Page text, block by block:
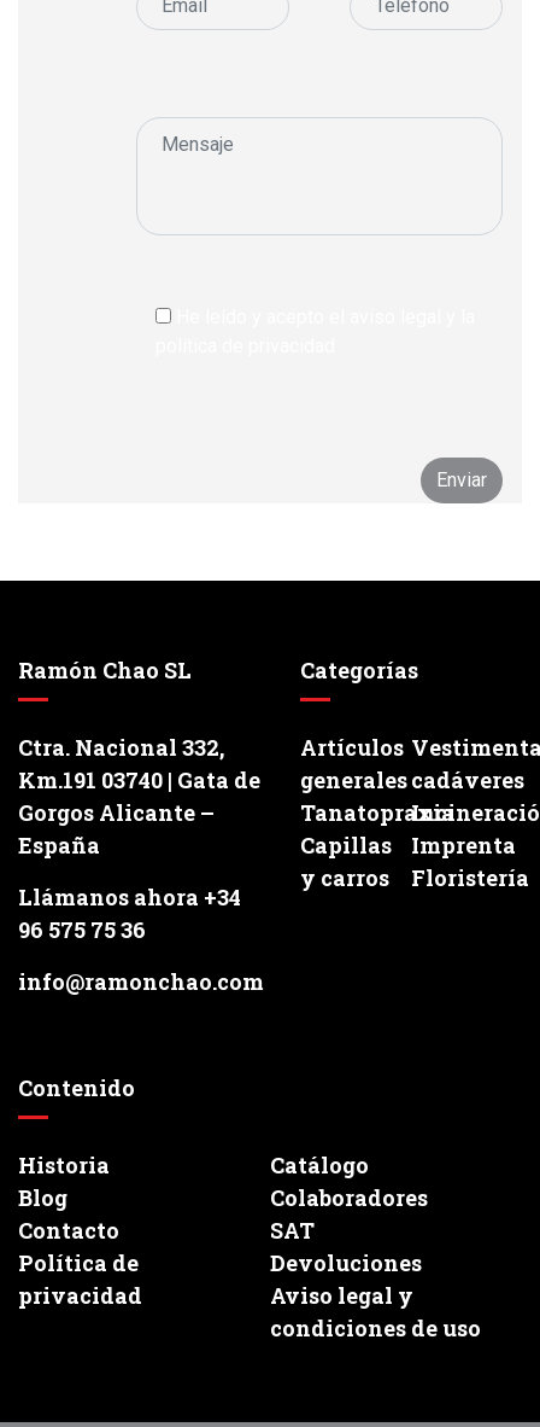
Ramón Chao SL
Ctra. Nacional 332,
Km.191 03740 | Gata de
Gorgos Alicante –
España
Llámanos ahora +34
96 575 75 36
info@ramonchao.com
Categorías
Artículos
generalescadáveres
Tanatopraxia
Capillas
y carros
Imprenta
Floristería
Contenido
Historia
Catálogo
Blog
Colaboradores
Contacto
SAT
Política de
privacidad
Devoluciones
Aviso legal y
condiciones de uso